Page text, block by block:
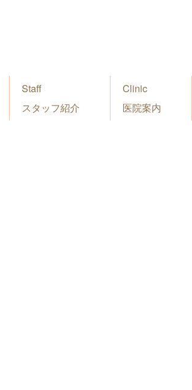
Staff
スタッフ紹介
Clinic
医院案内